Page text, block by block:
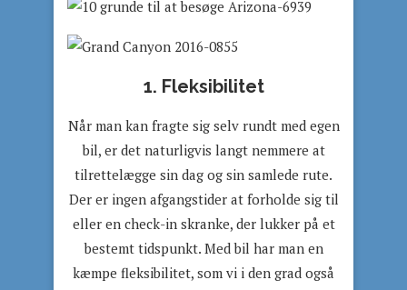
1. Fleksibilitet
Når man kan fragte sig selv rundt med egen
bil, er det naturligvis langt nemmere at
tilrettelægge sin dag og sin samlede rute.
Der er ingen afgangstider at forholde sig til
eller en check-in skranke, der lukker på et
bestemt tidspunkt. Med bil har man en
kæmpe fleksibilitet, som vi i den grad også